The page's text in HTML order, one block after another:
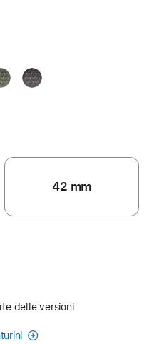
Grigio
42 mm
delle versioni